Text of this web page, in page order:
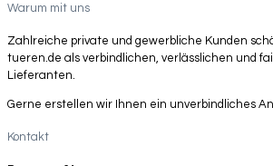
Warum mit uns
Zahlreiche private und gewerbliche Kunden
tueren.de als verbindlichen, verlässlichen und
Lieferanten.
Gerne erstellen wir Ihnen ein unverbindliches
Kontakt